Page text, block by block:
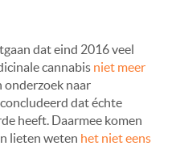
dat eind 2016 veel
cannabis niet meer
onderzoek naar
dat échte
heeft. Daarmee komen
lieten weten het niet eens